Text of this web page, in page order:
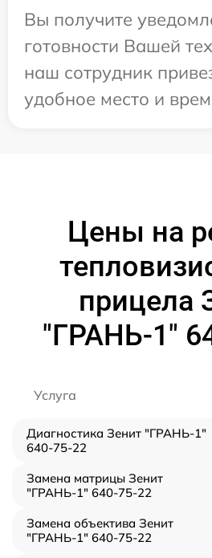
Вы получите
готовности Вашей
наш сотрудник
удобное место и
Цены на
прицела
"ГРАНЬ-1"
Услуга
Диагностика Зенит "ГРАНЬ-1"
640-75-22
Замена матрицы Зенит
"ГРАНЬ-1" 640-75-22
Замена объектива Зенит
"ГРАНЬ-1" 640-75-22